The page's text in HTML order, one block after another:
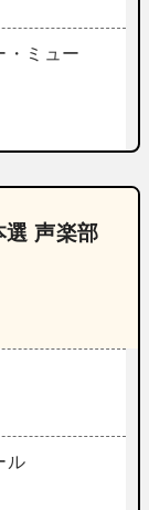
・ミュー
選 声楽部
ル